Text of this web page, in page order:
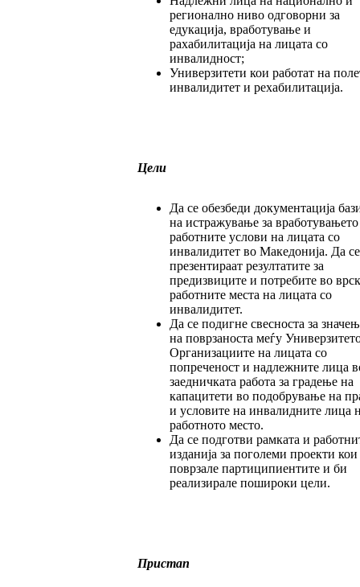
регионално ниво одговорни за
едукација, вработување и
рахабилитација на лицата со
инвалидност;
Универзитети кои работат на
инвалидитет и рехабилитација.
Цели
Да се обезбеди документација
на истражување за
работните услови на лицата со
инвалидитет во Македонија. Да се
презентираат резултатите за
предизвиците и потребите во
работните места на лицата со
инвалидитет.
Да се подигне свесноста за
на поврзаноста меѓу
Организациите на лицата со
попреченост и надлежните лица
заедничката работа за градење на
капацитети во подобрување на
и условите на инвалидните лица
работното место.
Да се подготви рамката и
изданија за поголеми проекти
поврзале партиципиентите и би
реализирале пошироки цели.
Пристап